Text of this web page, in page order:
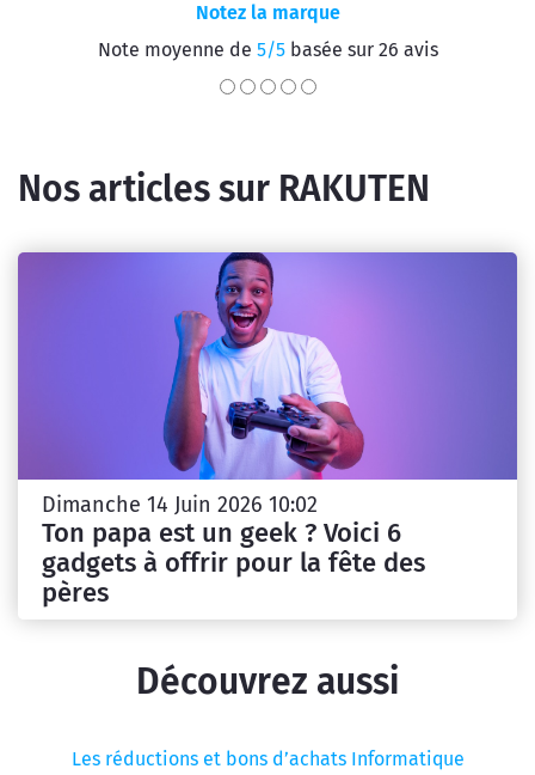
Notez la marque
Note moyenne de 5/5basée sur 26 avis
Nos articles sur RAKUTEN
Dimanche 14 Juin 2026 10:02
Ton papa est un geek ? Voici 6
gadgets à offrir pour la fête des
pères
Découvrez aussi
Les réductions et bons d’achats Informatique